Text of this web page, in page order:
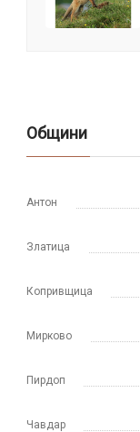
Общини
Антон
Златица
Копривщица
Мирково
Пирдоп
Чавдар